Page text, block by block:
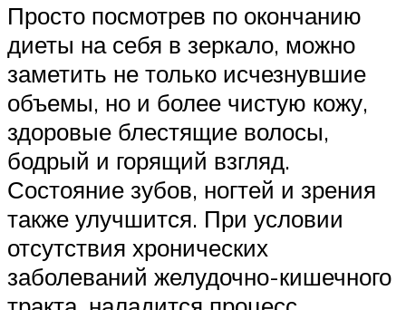
Просто посмотрев по окончанию
диеты на себя в зеркало, можно
заметить не только исчезнувшие
объемы, но и более чистую кожу,
здоровые блестящие волосы,
бодрый и горящий взгляд.
Состояние зубов, ногтей и зрения
также улучшится. При условии
отсутствия хронических
заболеваний желудочно-кишечного